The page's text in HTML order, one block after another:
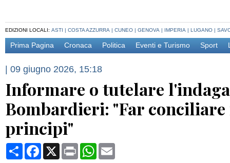
EDIZIONI LOCALI: ASTI | COSTA AZZURRA | CUNEO | GENOVA | IMPERIA | LUGANO |
Prima Pagina Cronaca Politica Eventi e Turismo Sport
| 09 giugno 2026, 15:18
Informare o tutelare
Bombardieri: "Far conciliare
principi"
CondividiFacebook
X Print WhatsApp